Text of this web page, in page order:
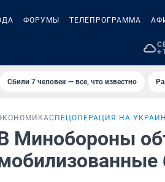
ФОРУМЫ ТЕЛЕПРОГРАММА
Сбили 7 человек — все, что известно
СПЕЦОПЕРАЦИЯ НА
Минобороны